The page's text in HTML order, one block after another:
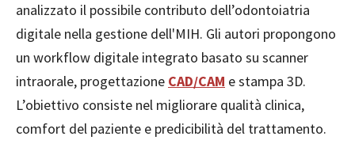
analizzato il possibile contributo dell’odontoiatria
digitale nella gestione dell'MIH. Gli autori propongono
un workflow digitale integrato basato su scanner
intraorale, progettazione CAD/CAM e stampa 3D.
L’obiettivo consiste nel migliorare qualità clinica,
comfort del paziente e predicibilità del trattamento.